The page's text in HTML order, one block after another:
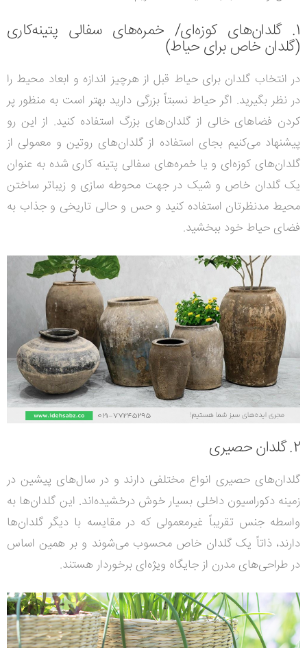
1. گلدان‌های کوزه‌ای/ خمره‌های سفالی پتینه‌کاری
(گلدان خاص برای حیاط)
در انتخاب گلدان برای حیاط قبل از هرچیز اندازه و ابعاد محیط را
در نظر بگیرید. اگر حیاط نسبتاً بزرگی دارید بهتر است به منظور پر
کردن فضاهای خالی از گلدان‌های بزرگ استفاده کنید. از این رو
پیشنهاد می‌کنیم بجای استفاده از گلدان‌های روتین و معمولی از
گلدان‌های کوزه‌ای و یا خمره‌های سفالی پتینه کاری شده به عنوان
یک گلدان خاص و شیک در جهت محوطه سازی و زیباتر ساختن
محیط مدنظرتان استفاده کنید و حس و حالی تاریخی و جذاب به
فضای حیاط خود ببخشید.
2. گلدان‌ حصیری
گلدان‌های حصیری انواع مختلفی دارند و در سال‌های پیشین در
زمینه دکوراسیون داخلی بسیار خوش درخشیده‌اند. این گلدان‌ها به
واسطه جنس تقریباً غیرمعمولی که در مقایسه با دیگر گلدان‌ها
دارند، ذاتاً یک گلدان خاص محسوب می‌شوند و بر همین اساس
در طراحی‌های مدرن از جایگاه ویژه‌ای برخوردار هستند.